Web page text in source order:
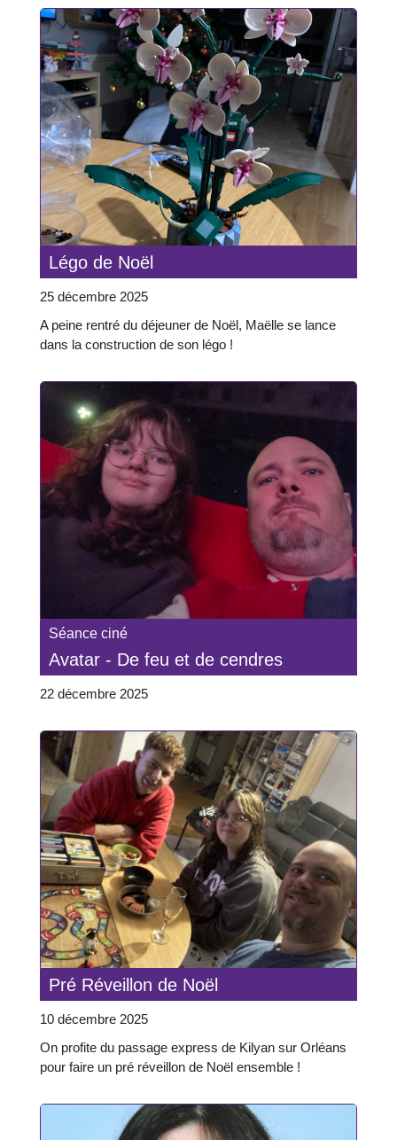
Légo de Noël
25 décembre 2025
A peine rentré du déjeuner de Noël, Maëlle se lance
dans la construction de son légo !
Séance ciné
Avatar - De feu et de cendres
22 décembre 2025
Pré Réveillon de Noël
10 décembre 2025
On profite du passage express de Kilyan sur Orléans
pour faire un pré réveillon de Noël ensemble !